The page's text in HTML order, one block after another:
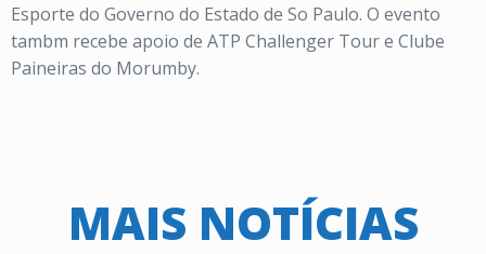
Esporte do Governo do Estado de So Paulo. O evento
tambm recebe apoio de ATP Challenger Tour e Clube
Paineiras do Morumby.
MAIS NOTÍCIAS